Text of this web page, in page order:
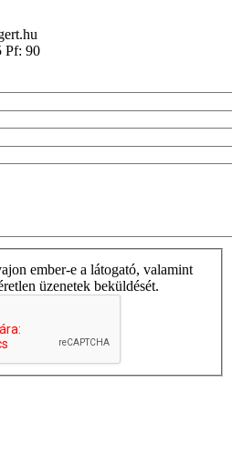
Pf: 90
ember-e a látogató, valamint
üzenetek beküldését.